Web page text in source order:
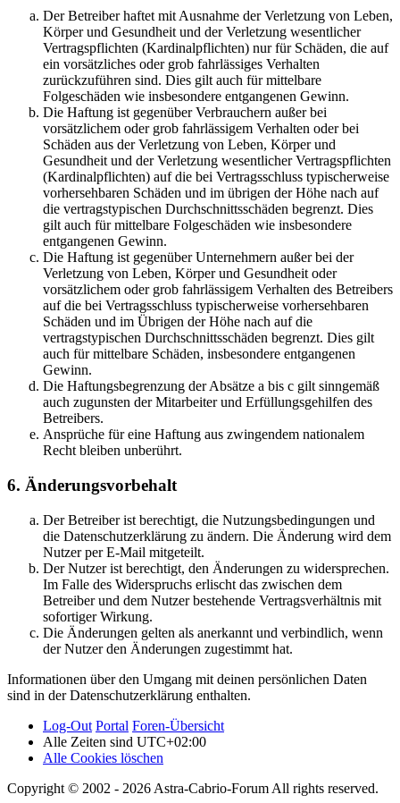
Der Betreiber haftet mit Ausnahme der Verletzung von Leben,
Körper und Gesundheit und der Verletzung wesentlicher
Vertragspflichten (Kardinalpflichten) nur für Schäden, die auf
ein vorsätzliches oder grob fahrlässiges Verhalten
zurückzuführen sind. Dies gilt auch für mittelbare
Folgeschäden wie insbesondere entgangenen Gewinn.
Die Haftung ist gegenüber Verbrauchern außer bei
vorsätzlichem oder grob fahrlässigem Verhalten oder bei
Schäden aus der Verletzung von Leben, Körper und
Gesundheit und der Verletzung wesentlicher Vertragspflichten
(Kardinalpflichten) auf die bei Vertragsschluss typischerweise
vorhersehbaren Schäden und im übrigen der Höhe nach auf
die vertragstypischen Durchschnittsschäden begrenzt. Dies
gilt auch für mittelbare Folgeschäden wie insbesondere
entgangenen Gewinn.
Die Haftung ist gegenüber Unternehmern außer bei der
Verletzung von Leben, Körper und Gesundheit oder
vorsätzlichem oder grob fahrlässigem Verhalten des Betreibers
auf die bei Vertragsschluss typischerweise vorhersehbaren
Schäden und im Übrigen der Höhe nach auf die
vertragstypischen Durchschnittsschäden begrenzt. Dies gilt
auch für mittelbare Schäden, insbesondere entgangenen
Gewinn.
Die Haftungsbegrenzung der Absätze a bis c gilt sinngemäß
auch zugunsten der Mitarbeiter und Erfüllungsgehilfen des
Betreibers.
Ansprüche für eine Haftung aus zwingendem nationalem
Recht bleiben unberührt.
6. Änderungsvorbehalt
Der Betreiber ist berechtigt, die Nutzungsbedingungen und
die Datenschutzerklärung zu ändern. Die Änderung wird dem
Nutzer per E-Mail mitgeteilt.
Der Nutzer ist berechtigt, den Änderungen zu widersprechen.
Im Falle des Widerspruchs erlischt das zwischen dem
Betreiber und dem Nutzer bestehende Vertragsverhältnis mit
sofortiger Wirkung.
Die Änderungen gelten als anerkannt und verbindlich, wenn
der Nutzer den Änderungen zugestimmt hat.
Informationen über den Umgang mit deinen persönlichen Daten
sind in der Datenschutzerklärung enthalten.
Log-Out Portal Foren-Übersicht
Alle Zeiten sind UTC+02:00
Alle Cookies löschen
Copyright © 2002 - 2026 Astra-Cabrio-Forum All rights reserved.